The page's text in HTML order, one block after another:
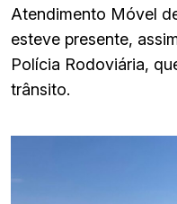
Atendimento Móvel
esteve presente,
Polícia Rodoviária,
trânsito.